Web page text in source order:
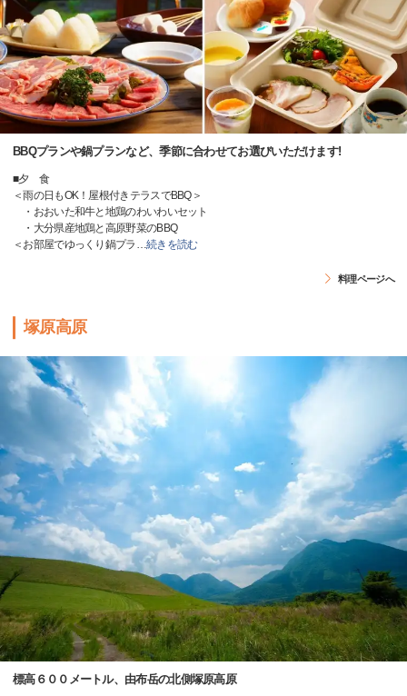
BBQプランや鍋プランなど、季節に合わせてお選びいただけます!
■夕 食
＜雨の日もOK！屋根付きテラスでBBQ＞
・おおいた和牛と地鶏のわいわいセット
・大分県産地鶏と高原野菜のBBQ
＜お部屋でゆっくり鍋プラ …続きを読む
料理ページへ
塚原高原
標高６００メートル、由布岳の北側塚原高原